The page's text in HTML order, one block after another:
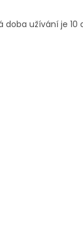
užívání je 10